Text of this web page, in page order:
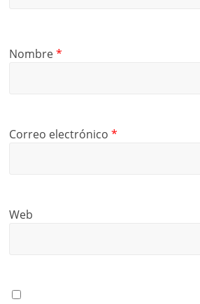
Nombre*
Correo electrónico*
Web